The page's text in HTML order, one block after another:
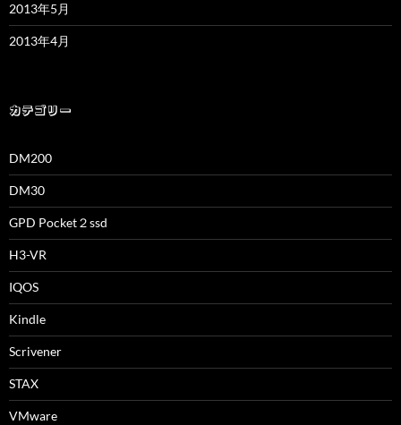
2013年5月
2013年4月
カテゴリー
DM200
DM30
GPD Pocket２ssd
H3-VR
IQOS
Kindle
Scrivener
STAX
VMware